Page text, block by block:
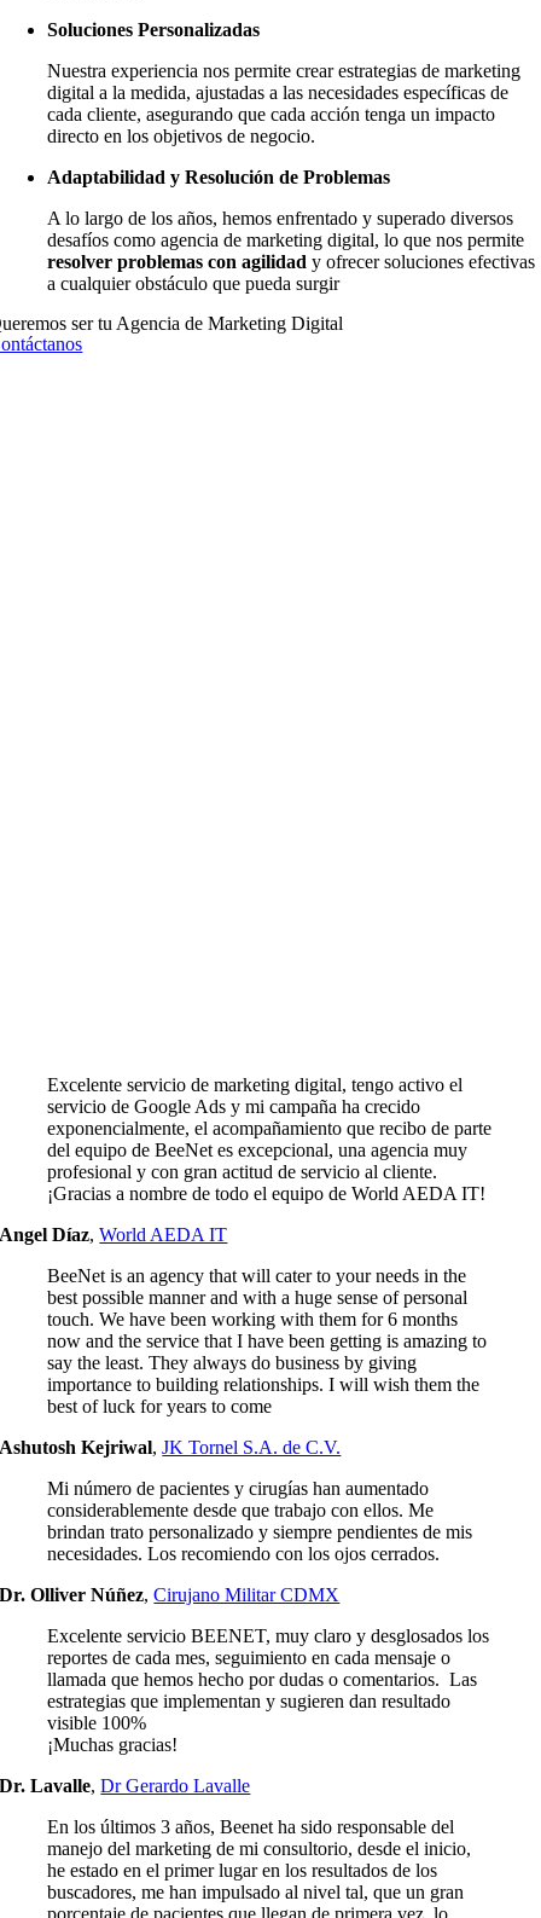
Soluciones Personalizadas
Nuestra experiencia nos permite crear estrategias de marketing
digital a la medida, ajustadas a las necesidades específicas de
cada cliente, asegurando que cada acción tenga un impacto
directo en los objetivos de negocio.
Adaptabilidad y Resolución de Problemas
A lo largo de los años, hemos enfrentado y superado diversos
desafíos como agencia de marketing digital, lo que nos permite
resolver problemas con agilidad y ofrecer soluciones efectivas
a cualquier obstáculo que pueda surgir
ser tu Agencia de Marketing Digital
Excelente servicio de marketing digital, tengo activo el
servicio de Google Ads y mi campaña ha crecido
exponencialmente, el acompañamiento que recibo de parte
del equipo de BeeNet es excepcional, una agencia muy
profesional y con gran actitud de servicio al cliente.
¡Gracias a nombre de todo el equipo de World AEDA IT!
Angel Díaz,World AEDA IT
BeeNet is an agency that will cater to your needs in the
best possible manner and with a huge sense of personal
touch. We have been working with them for 6 months
now and the service that I have been getting is amazing to
say the least. They always do business by giving
importance to building relationships. I will wish them the
best of luck for years to come
Ashutosh Kejriwal,JK Tornel S.A. de C.V.
Mi número de pacientes y cirugías han aumentado
considerablemente desde que trabajo con ellos. Me
brindan trato personalizado y siempre pendientes de mis
necesidades. Los recomiendo con los ojos cerrados.
Dr. Olliver Núñez,Cirujano Militar CDMX
Excelente servicio BEENET, muy claro y desglosados los
reportes de cada mes, seguimiento en cada mensaje o
llamada que hemos hecho por dudas o comentarios. Las
estrategias que implementan y sugieren dan resultado
visible 100%
¡Muchas gracias!
Dr. Lavalle,Dr Gerardo Lavalle
En los últimos 3 años, Beenet ha sido responsable del
manejo del marketing de mi consultorio, desde el inicio,
he estado en el primer lugar en los resultados de los
buscadores, me han impulsado al nivel tal, que un gran
porcentaje de pacientes que llegan de primera vez, lo